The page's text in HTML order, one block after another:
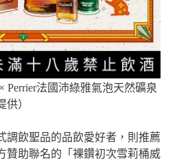
Perrier法國沛綠雅氣泡天然礦泉
）
調飲聖品的品飲愛好者，則推薦
贊助聯名的「裸鑽初次雪莉桶威